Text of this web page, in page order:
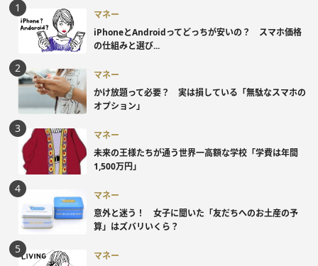
マネー
iPhoneとAndroidってどっちが安いの？ スマホ価格
の仕組みと選び...
マネー
かけ放題って必要？ 実は損している「無駄なスマホの
オプション」
マネー
未来の王様たちが通う世界一高額な学校「学費は年間
1,500万円」
マネー
意外と迷う！ 女子に聞いた「友だちへのお土産の予
算」はズバリいくら？
マネー